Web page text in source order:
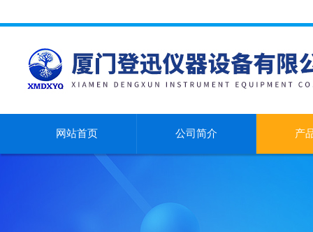
网站首页 公司简介 产